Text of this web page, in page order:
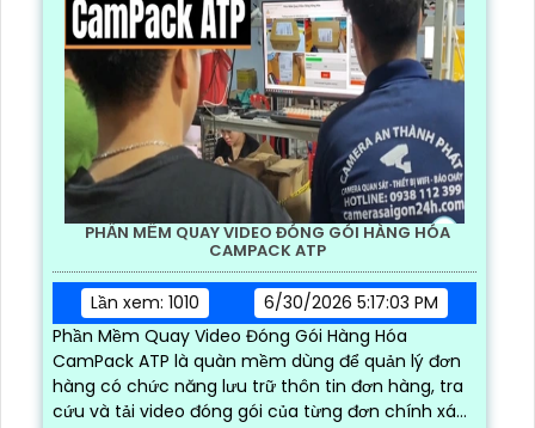
PHẦN MỀM QUAY VIDEO ĐÓNG GÓI HÀNG HÓA
CAMPACK ATP
Lần xem: 1010
6/30/2026 5:17:03 PM
Phần Mềm Quay Video Đóng Gói Hàng Hóa
CamPack ATP là quàn mềm dùng để quản lý đơn
hàng có chức năng lưu trữ thôn tin đơn hàng, tra
cứu và tải video đóng gói của từng đơn chính xác